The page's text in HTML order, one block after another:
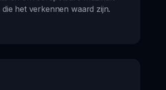
het verkennen waard zijn.